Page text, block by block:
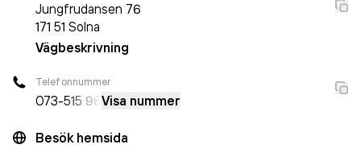
Jungfrudansen 76
171 51 Solna
Vägbeskrivning
Telefonnummer
073-515 96 Visa nummer
Besök hemsida